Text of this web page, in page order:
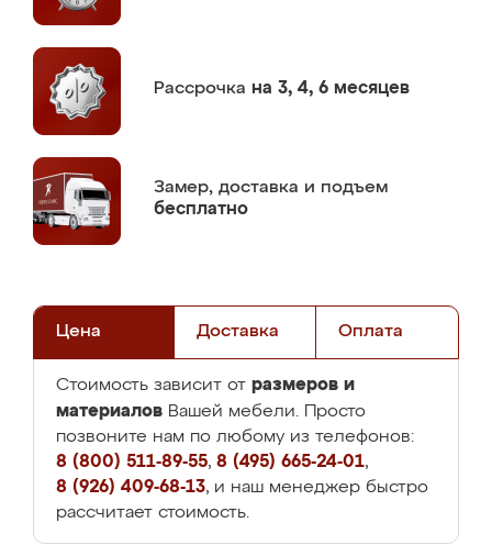
Рассрочка на 3, 4, 6 месяцев
Замер, доставка и подъем
бесплатно
Цена Доставка Оплата
Стоимость зависит от размеров и
материалов Вашей мебели. Просто
позвоните нам по любому из телефонов:
8 (800) 511-89-55, 8 (495) 665-24-01,
8 (926) 409-68-13, и наш менеджер быстро
рассчитает стоимость.